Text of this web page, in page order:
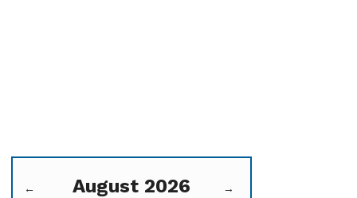
← August 2026 →